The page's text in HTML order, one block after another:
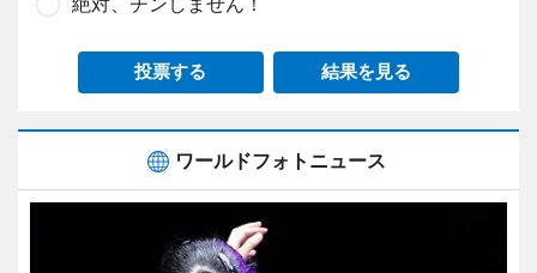
投票する 結果を見る
ワールドフォトニュース